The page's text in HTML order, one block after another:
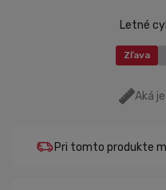
Letné
Zľava
Aká
Pri tomto produkte